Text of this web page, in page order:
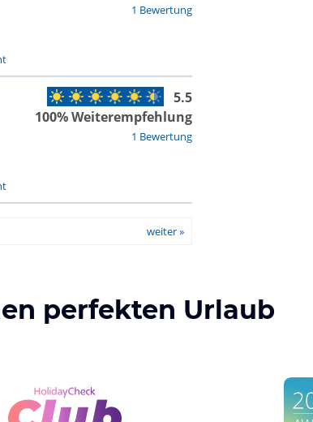
1 Bewertung
1 Bewertung
5.5
100% Weiterempfehlung
weiter »
perfekten Urlaub